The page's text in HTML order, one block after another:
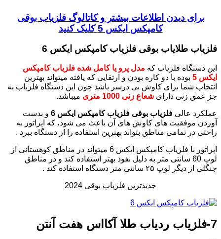
برای دیدن اطلاعات بیشتر و کاتالوگ فلزیاب بوقی
کامپکس ایکس 5 کلیک کنید
فلزیاب طلایاب بوقی فلزیاب کامپکس ایکس 6
این دستگاه فلزیاب که مدل پرو یا کامل شده فلزیاب کامپکس
ایکس 5
بوده با دو کاره بودن و ارتقایی که یافته میتواند بهترین
انتخاب شما برای کاوش بی درسر باشد چون این دستگاه فلزیاب به
جز عمق زنی دارای شعاع زنی 1000 متری میباشد.
عملکرد عالی فلزیاب بوقی فلزیاب کامپکس ایکس 6
و بدست
آوردن موفقیت های کاوش های آن باعث می شود، که اپراتور به
راحتی در تمامی مناطق بتواند بهترین استفاده را از دستگاه ببرد .
اپراتور با فلزیاب کامپکس ایکس 6 میتواند در مناطق کوهستانی از
لوپ 60 سانتی متر به دلیل نفوذ بهتر استفاده کند و در مناطق
جنگلی از دیگر لوپ ۲۵ سانتی متر دستگاه استفاده کند .
جدیدترین فلزیاب بوقی 2024
7-فلزیاب ردیاب طلا آکااس هفت آنتن